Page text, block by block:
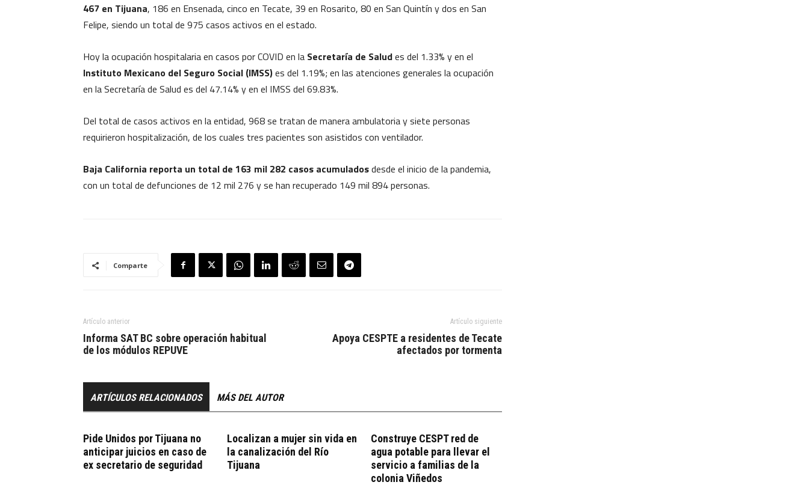
467 en Tijuana, 186 en Ensenada, cinco en Tecate, 39 en Rosarito, 80 en San Quintín y dos en San
Felipe, siendo un total de 975 casos activos en el estado.
Hoy la ocupación hospitalaria en casos por COVID en la Secretaría de Saludes del 1.33% y en el
Instituto Mexicano del Seguro Social (IMSS)es del 1.19%; en las atenciones generales la ocupación
en la Secretaría de Salud es del 47.14% y en el IMSS del 69.83%.
Del total de casos activos en la entidad, 968 se tratan de manera ambulatoria y siete personas
requirieron hospitalización, de los cuales tres pacientes son asistidos con ventilador.
Baja California reporta un total de 163 mil 282 casos acumuladosdesde el inicio de la pandemia,
con un total de defunciones de 12 mil 276 y se han recuperado 149 mil 894 personas.
Comparte
Artículo anterior
Informa SAT BC sobre operación habitual
de los módulos REPUVE
Artículo siguiente
Apoya CESPTE a residentes de Tecate
afectados por tormenta
ARTÍCULOS RELACIONADOS MÁS DEL AUTOR
Pide Unidos por Tijuana no
anticipar juicios en caso de
ex secretario de seguridad
Localizan a mujer sin vida en
la canalización del Río
Tijuana
Construye CESPT red de
agua potable para llevar el
servicio a familias de la
colonia Viñedos